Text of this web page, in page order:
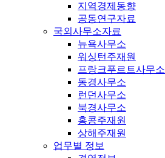
지역경제동향
공동연구자료
국외사무소자료
뉴욕사무소
워싱턴주재원
프랑크푸르트사무소
동경사무소
런던사무소
북경사무소
홍콩주재원
상해주재원
업무별 정보